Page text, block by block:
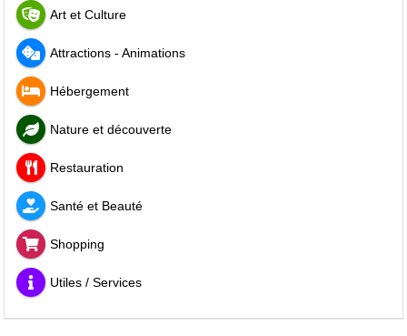
Art et Culture
Attractions - Animations
Hébergement
Nature et découverte
Restauration
Santé et Beauté
Shopping
Utiles / Services